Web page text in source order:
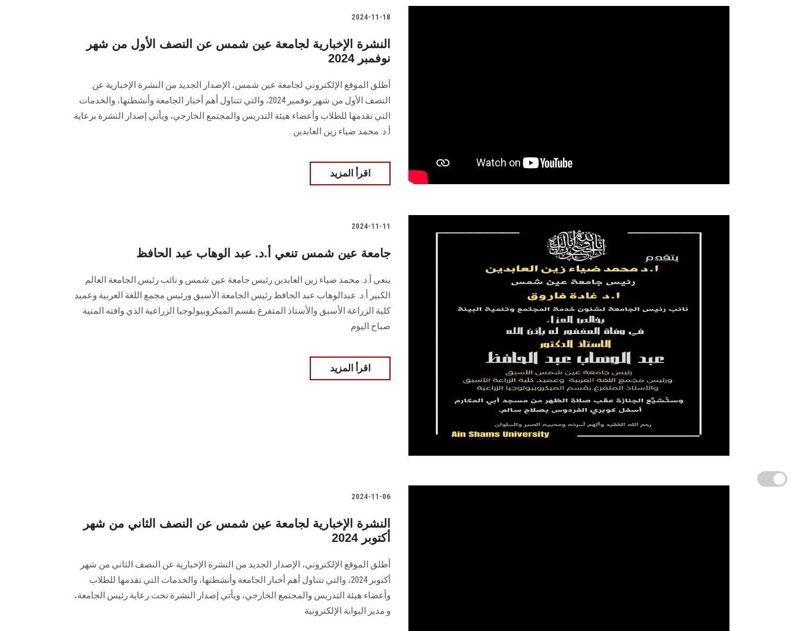
2024-11-18
النشرة الإخبارية لجامعة عين شمس عن النصف الأول من شهر
نوفمبر 2024
أطلق الموقع الإلكتروني لجامعة عين شمس، الإصدار الجديد من النشرة الإخبارية عن
النصف ‏الأول من شهر نوفمبر 2024، والتي تتناول أهم أخبار الجامعة وأنشطتها، والخدمات
‏التي تقدمها للطلاب وأعضاء هيئة التدريس والمجتمع الخارجي، ويأتي إصدار النشرة برعاية
أ.د. محمد ضياء زين العابدين ‏.
اقرأ المزيد
2024-11-11
جامعة عين شمس تنعي أ.د. عبد الوهاب عبد الحافظ
ينعي أ.د. محمد ضياء زين العابدين‎ ‎رئيس جامعة عين شمس‎ ‎و‎ ‎نائب رئيس ‏الجامعة‎ ‎العالم
الكبير أ.د. عبدالوهاب عبد الحافظ رئيس الجامعة الأسبق ورئيس مجمع ‏اللغة العربية‎ ‎وعميد
كلية الزراعة الأسبق والأستاذ المتفرغ بقسم الميكروبيولوجيا الزراعية الذي ‏وافته المنية
صباح اليوم
اقرأ المزيد
2024-11-06
النشرة الإخبارية لجامعة عين شمس عن النصف الثاني من شهر
أكتوبر 2024
أطلق الموقع الإلكتروني، الإصدار الجديد من النشرة الإخبارية عن النصف ‏الثاني من شهر
أكتوبر 2024، والتي تتناول أهم أخبار الجامعة وأنشطتها، والخدمات ‏التي تقدمها للطلاب
وأعضاء هيئة التدريس والمجتمع الخارجي، ويأتي إصدار النشرة تحت رعاية رئيس الجامعة،
و مدير البوابة الإلكترونية